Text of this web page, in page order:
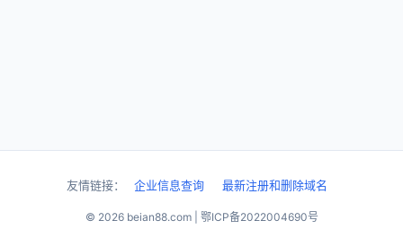
友情链接： 企业信息查询 最新注册和删除域名
© 2026 beian88.com | 鄂ICP备2022004690号